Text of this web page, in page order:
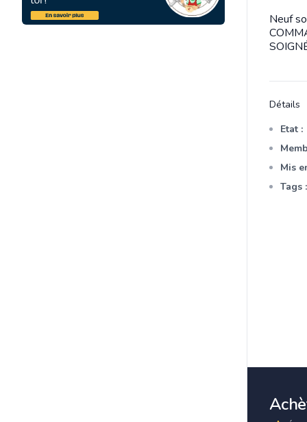
Neuf
Détails
Etat :
Mis
Tags :